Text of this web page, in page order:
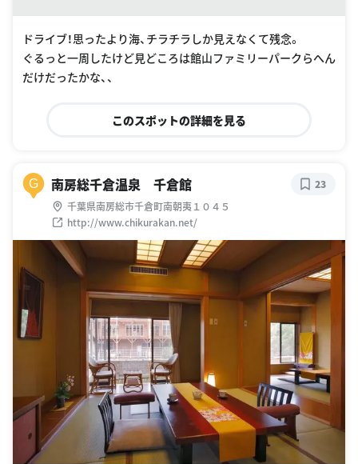
ドライブ！思ったより海、チラチラしか見えなくて残念。
ぐるっと一周したけど見どころは館山ファミリーパークらへん
だけだったかな、、
このスポットの詳細を見る
G 南房総千倉温泉 千倉館
千葉県南房総市千倉町南朝夷１０４５
http://www.chikurakan.net/
23